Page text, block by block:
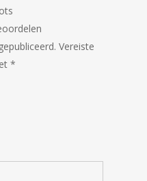
Vereiste
*